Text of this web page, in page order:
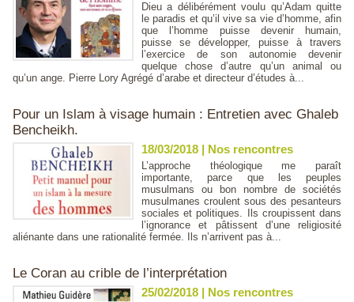
Dieu a délibérément voulu qu’Adam quitte
le paradis et qu’il vive sa vie d’homme, afin
que l’homme puisse devenir humain,
puisse se développer, puisse à travers
l’exercice de son autonomie devenir
quelque chose d’autre qu’un animal ou
qu’un ange. Pierre Lory Agrégé d’arabe et directeur d’études à...
Pour un Islam à visage humain : Entretien avec Ghaleb
Bencheikh.
18/03/2018 | Nos rencontres
L’approche théologique me paraît
importante, parce que les peuples
musulmans ou bon nombre de sociétés
musulmanes croulent sous des pesanteurs
sociales et politiques. Ils croupissent dans
l’ignorance et pâtissent d’une religiosité
aliénante dans une rationalité fermée. Ils n’arrivent pas à...
Le Coran au crible de l’interprétation
25/02/2018 | Nos rencontres